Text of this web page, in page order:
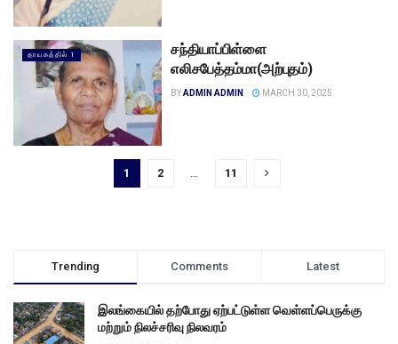
தாயகத்தில் 1
சந்தியாப்பிள்ளை
எலிசபேத்தம்மா(அற்புதம்)
BYADMIN ADMIN MARCH 30, 2025
1 2 … 11
Trending Comments Latest
இலங்கையில் தற்போது ஏற்பட்டுள்ள வெள்ளப்பெருக்கு
மற்றும் நிலச்சரிவு நிலவரம்